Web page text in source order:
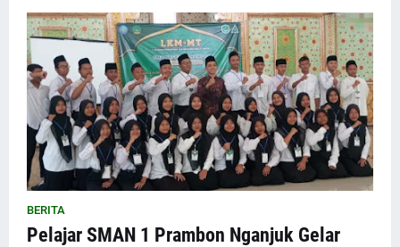
BERITA
Pelajar SMAN 1 Prambon Nganjuk Gelar